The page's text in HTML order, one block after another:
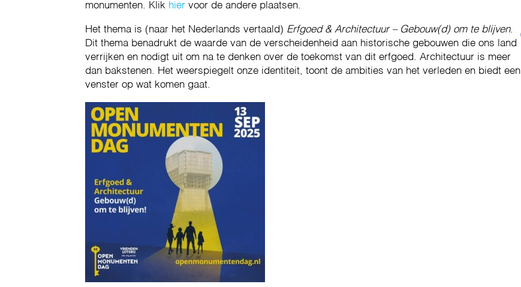
monumenten. Klik hier voor de andere plaatsen.
Het thema is (naar het Nederlands vertaald) Erfgoed & Architectuur – Gebouw(d) om te blijven.
Dit thema benadrukt de waarde van de verscheidenheid aan historische gebouwen die ons land
verrijken en nodigt uit om na te denken over de toekomst van dit erfgoed. Architectuur is meer
dan bakstenen. Het weerspiegelt onze identiteit, toont de ambities van het verleden en biedt een
venster op wat komen gaat.